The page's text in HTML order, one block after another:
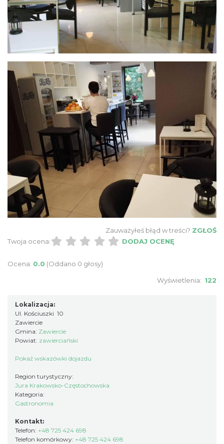
Zauważyłeś błąd w treści? ZGŁOŚ
Twoja ocena:
DODAJ OCENĘ
Ocena: 0.0 (Oddano 0 głosy)
Wyświetlenia: 122
Lokalizacja:
Ul. Kościuszki 10
Zawiercie
Gmina: Zawiercie
Powiat: zawierciański
Pokaż wskazówki dojazdu
Region turystyczny:
Jura Krakowsko-Częstochowska
Kategoria:
Gastronomia
Kontakt:
Telefon: +48 725 424 698
Telefon komórkowy: +48 725 424 698